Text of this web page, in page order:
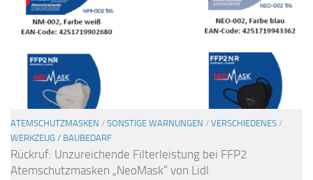
ATEMSCHUTZMASKEN / SONSTIGE WARNUNGEN / VERSCHIEDENES /
WERKZEUG / BAUBEDARF
Rückruf: Unzureichende Filterleistung bei FFP2
Atemschutzmasken „NeoMask“ von Lidl